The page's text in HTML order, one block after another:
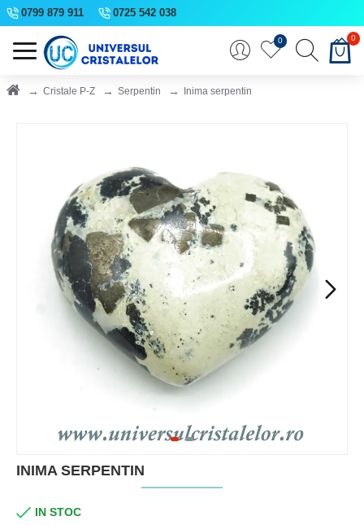
0799 879 911 0725 542 038
0 0
Cristale P-Z Serpentin Inima serpentin
INIMA SERPENTIN
IN STOC